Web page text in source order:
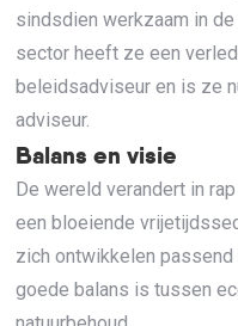
sindsdien werkzaam in
sector heeft ze een
beleidsadviseur en is ze
adviseur.
Balans en visie
De wereld verandert in
een bloeiende
zich ontwikkelen passend
goede balans is tussen